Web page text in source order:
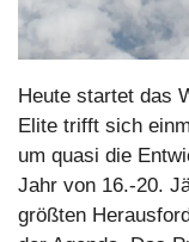
Heute startet das
Elite trifft sich
um quasi die
Jahr von 16.-20.
größten